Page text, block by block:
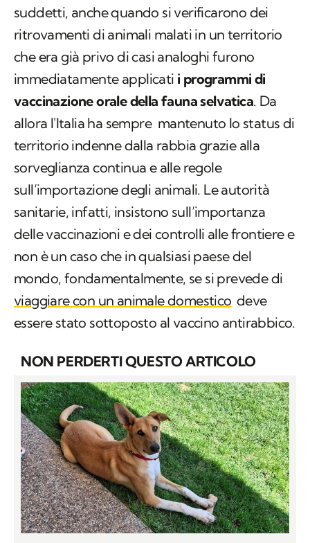
suddetti, anche quando si verificarono dei
ritrovamenti di animali malati in un territorio
che era già privo di casi analoghi furono
immediatamente applicati i programmi di
vaccinazione orale della fauna selvatica. Da
allora l'Italia ha sempre mantenuto lo status di
territorio indenne dalla rabbia grazie alla
sorveglianza continua e alle regole
sull’importazione degli animali. Le autorità
sanitarie, infatti, insistono sull’importanza
delle vaccinazioni e dei controlli alle frontiere e
non è un caso che in qualsiasi paese del
mondo, fondamentalmente, se si prevede di
viaggiare con un animale domestico deve
essere stato sottoposto al vaccino antirabbico.
NON PERDERTI QUESTO ARTICOLO